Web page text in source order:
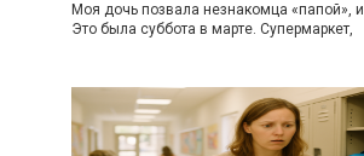
Моя дочь позвала незнакомца «папой», и
Это была суббота в марте. Супермаркет,